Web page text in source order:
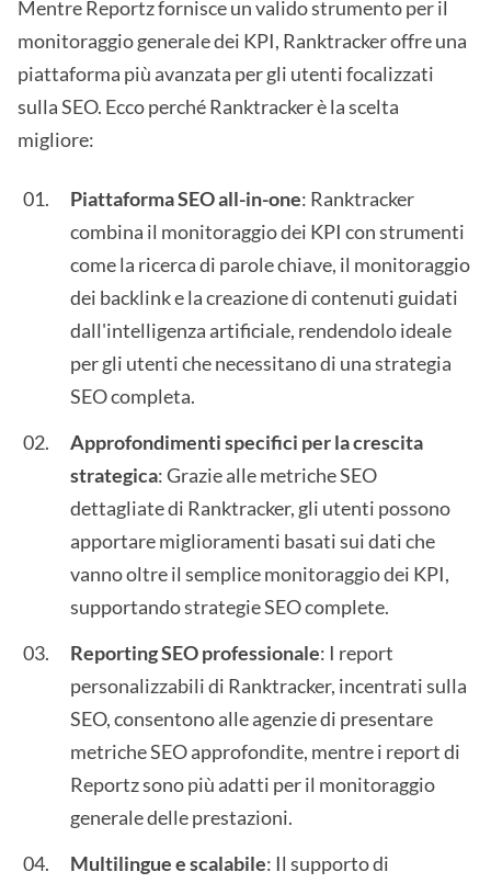
Mentre Reportz fornisce un valido strumento per il
monitoraggio generale dei KPI, Ranktracker offre una
piattaforma più avanzata per gli utenti focalizzati
sulla SEO. Ecco perché Ranktracker è la scelta
migliore:
Piattaforma SEO all-in-one: Ranktracker
combina il monitoraggio dei KPI con strumenti
come la ricerca di parole chiave, il monitoraggio
dei backlink e la creazione di contenuti guidati
dall'intelligenza artificiale, rendendolo ideale
per gli utenti che necessitano di una strategia
SEO completa.
Approfondimenti specifici per la crescita
strategica: Grazie alle metriche SEO
dettagliate di Ranktracker, gli utenti possono
apportare miglioramenti basati sui dati che
vanno oltre il semplice monitoraggio dei KPI,
supportando strategie SEO complete.
Reporting SEO professionale: I report
personalizzabili di Ranktracker, incentrati sulla
SEO, consentono alle agenzie di presentare
metriche SEO approfondite, mentre i report di
Reportz sono più adatti per il monitoraggio
generale delle prestazioni.
Multilingue e scalabile: Il supporto di